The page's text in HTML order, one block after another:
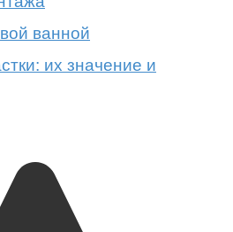
ванной
их значение и